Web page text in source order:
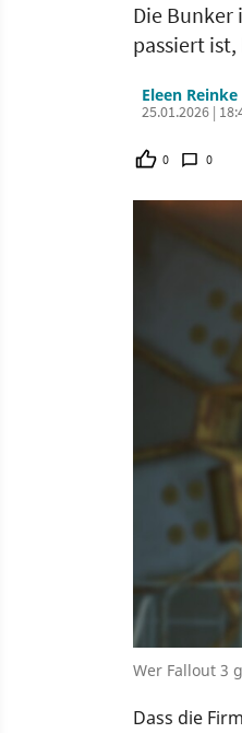
Die Bunker
passiert
Eleen Reinke
25.01.2026 |
0 0
Wer Fallout 3
Dass die